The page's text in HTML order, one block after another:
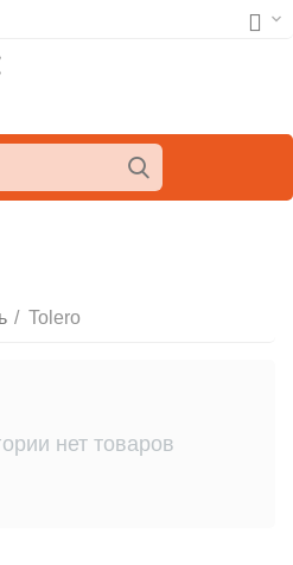
/ Tolero
нет товаров